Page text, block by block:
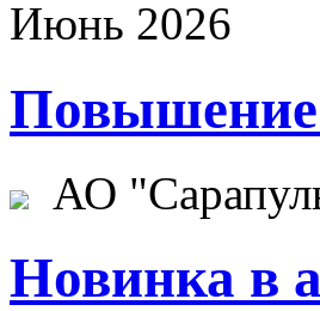
Июнь 2026
Повышение
АО
Новинка в